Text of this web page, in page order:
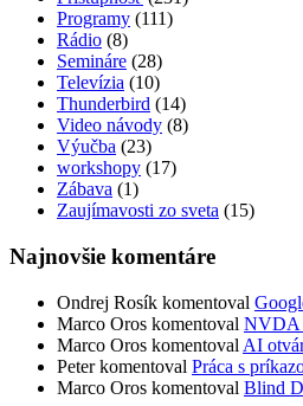
Programy (111)
Rádio (8)
Semináre (28)
Televízia (10)
Thunderbird (14)
Video návody (8)
Výučba (23)
workshopy (17)
Zábava (1)
Zaujímavosti zo sveta (15)
Najnovšie komentáre
Ondrej Rosík komentoval
Marco Oros komentoval NVDA
Marco Oros komentoval AI
Peterkomentoval Práca s
Marco Oros komentoval Blind